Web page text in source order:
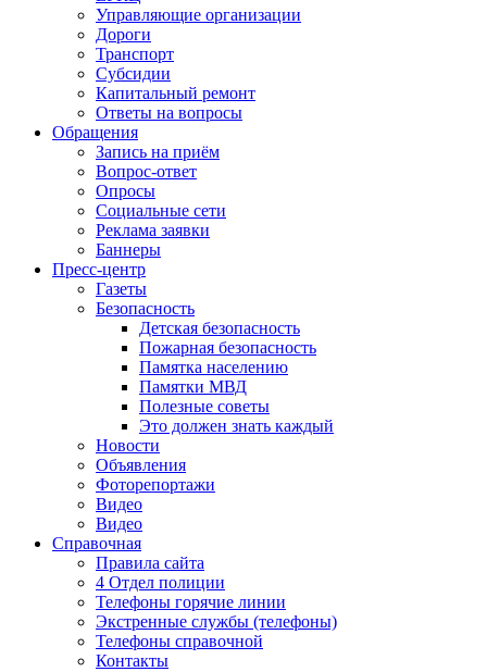
Управляющие организации
Дороги
Транспорт
Субсидии
Капитальный ремонт
Ответы на вопросы
Обращения
Запись на приём
Вопрос-ответ
Опросы
Социальные сети
Реклама заявки
Баннеры
Пресс-центр
Газеты
Безопасность
Детская безопасность
Пожарная безопасность
Памятка населению
Памятки МВД
Полезные советы
Это должен знать каждый
Новости
Объявления
Фоторепортажи
Видео
Видео
Справочная
Правила сайта
4 Отдел полиции
Телефоны горячие линии
Экстренные службы (телефоны)
Телефоны справочной
Контакты